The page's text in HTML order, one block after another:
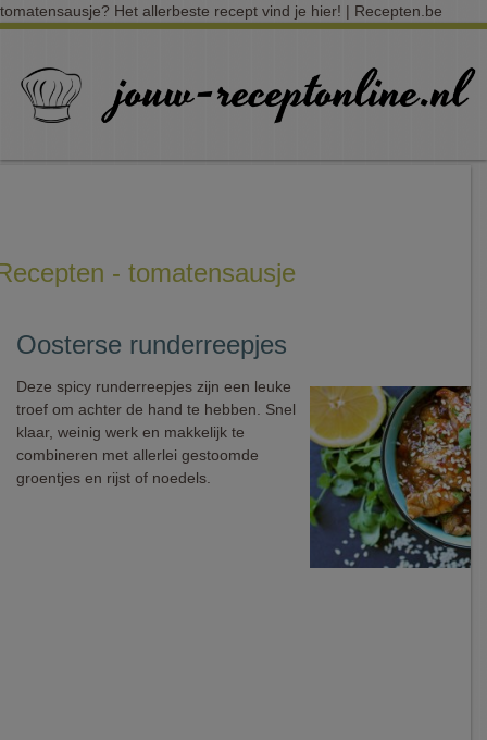
tomatensausje? Het allerbeste recept vind je hier! | Recepten.be
- tomatensausje
Oosterse runderreepjes
Deze spicy runderreepjes zijn een leuke
troef om achter de hand te hebben. Snel
klaar, weinig werk en makkelijk te
combineren met allerlei gestoomde
groentjes en rijst of noedels.